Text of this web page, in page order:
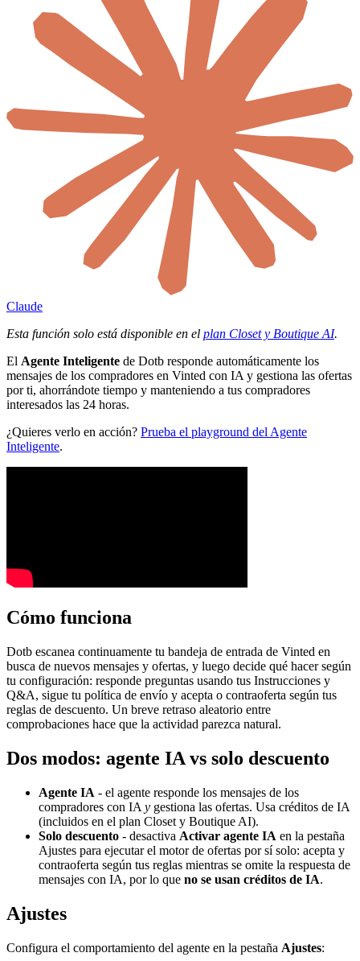
Claude
Esta función solo está disponible en el plan Closet y Boutique AI.
El Agente Inteligente de Dotb responde automáticamente los
mensajes de los compradores en Vinted con IA y gestiona las ofertas
por ti, ahorrándote tiempo y manteniendo a tus compradores
interesados las 24 horas.
¿Quieres verlo en acción? Prueba el playground del Agente
Inteligente.
Cómo funciona
Dotb escanea continuamente tu bandeja de entrada de Vinted en
busca de nuevos mensajes y ofertas, y luego decide qué hacer según
tu configuración: responde preguntas usando tus Instrucciones y
Q&A, sigue tu política de envío y acepta o contraoferta según tus
reglas de descuento. Un breve retraso aleatorio entre
comprobaciones hace que la actividad parezca natural.
Dos modos: agente IA vs solo descuento
Agente IA - el agente responde los mensajes de los
compradores con IA y gestiona las ofertas. Usa créditos de IA
(incluidos en el plan Closet y Boutique AI).
Solo descuento - desactiva Activar agente IA en la pestaña
Ajustes para ejecutar el motor de ofertas por sí solo: acepta y
contraoferta según tus reglas mientras se omite la respuesta de
mensajes con IA, por lo que no se usan créditos de IA.
Ajustes
Configura el comportamiento del agente en la pestaña Ajustes: